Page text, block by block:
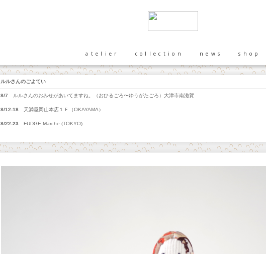
atelier collection news shop
ルルさんのごよてい
8/7 ルルさんのおみせがあいてますね。（おひるごろ〜ゆうがたごろ）大津市南滋賀
8/12-18 天満屋岡山本店１Ｆ（OKAYAMA）
8/22-23 FUDGE Marche (TOKYO)